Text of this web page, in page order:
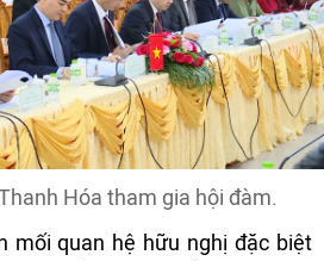
Hóa tham gia hội đàm.
mối quan hệ hữu nghị đặc biệt